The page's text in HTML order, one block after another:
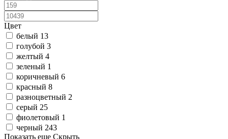
Цвет
белый 13
голубой 3
желтый 4
зеленый 1
коричневый 6
красный 8
разноцветный 2
серый 25
фиолетовый 1
черный 243
Показать еще Скрыть